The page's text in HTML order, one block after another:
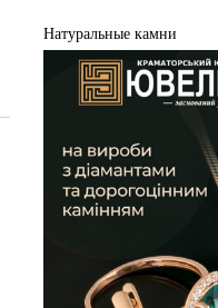
Натуральные камни